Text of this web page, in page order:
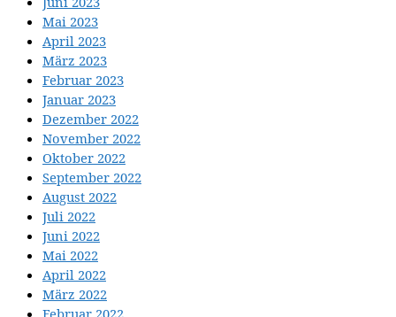
Mai 2023
April 2023
März 2023
Februar 2023
Januar 2023
Dezember 2022
November 2022
Oktober 2022
September 2022
August 2022
Juli 2022
Juni 2022
Mai 2022
April 2022
März 2022
Februar 2022